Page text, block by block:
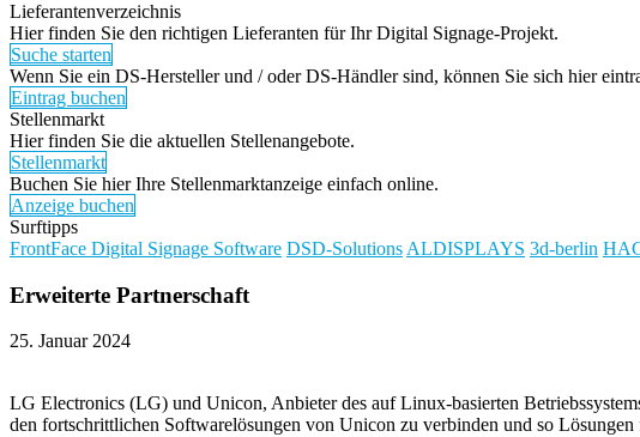
Lieferantenverzeichnis
Hier finden Sie den richtigen Lieferanten für Ihr Digital Signage-Projekt.
Suche starten
Wenn Sie ein DS-Hersteller und / oder DS-Händler sind, können Sie sich hier
Eintrag buchen
Stellenmarkt
Hier finden Sie die aktuellen Stellenangebote.
Stellenmarkt
Buchen Sie hier Ihre Stellenmarktanzeige einfach online.
Anzeige buchen
Surftipps
FrontFace Digital Signage Software DSD-Solutions ALDISPLAYS 3d-berlin
Erweiterte Partnerschaft
25. Januar 2024
LG Electronics (LG) und Unicon, Anbieter des auf Linux-basierten
den fortschrittlichen Softwarelösungen von Unicon zu verbinden und so